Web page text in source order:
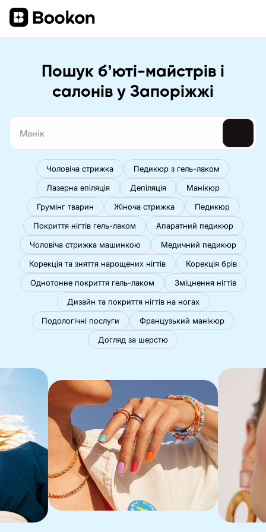
Пошук бʼюті-майстрів і
салонів у Запоріжжі
Чоловіча стрижка
Педикюр з гель-лаком
Лазерна епіляція
Депіляція
Манікюр
Грумінг тварин
Жіноча стрижка
Педикюр
Покриття нігтів гель-лаком
Апаратний педикюр
Чоловіча стрижка машинкою
Медичний педикюр
Корекція та зняття нарощених нігтів
Корекція брів
Однотонне покриття гель-лаком
Зміцнення нігтів
Дизайн та покриття нігтів на ногах
Подологічні послуги
Французький манікюр
Догляд за шерстю